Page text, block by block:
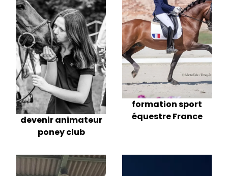
devenir animateur
poney club
formation sport
équestre France